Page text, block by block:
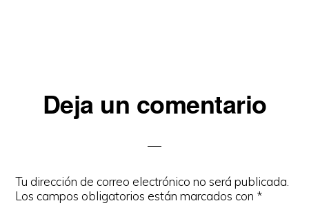
Interacciones
Deja un comentario
Tu dirección de correo electrónico no será publicada.
Los campos obligatorios están marcados con *